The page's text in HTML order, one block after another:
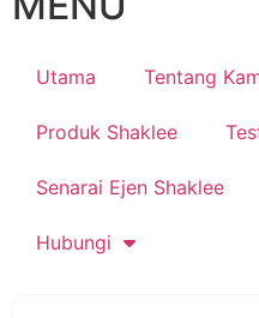
Utama Tentang
Produk Shaklee
Senarai Ejen Shaklee
Hubungi